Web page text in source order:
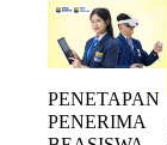
PENETAPAN
PENERIMA